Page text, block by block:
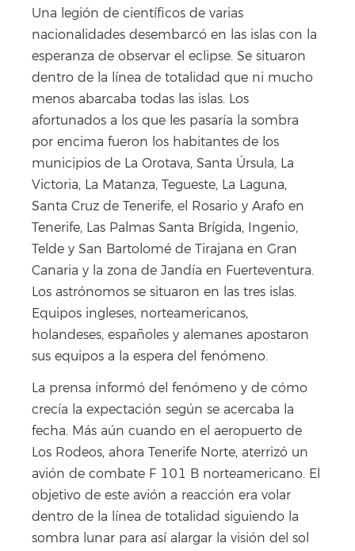
Una legión de científicos de varias
nacionalidades desembarcó en las islas con la
esperanza de observar el eclipse. Se situaron
dentro de la línea de totalidad que ni mucho
menos abarcaba todas las islas. Los
afortunados a los que les pasaría la sombra
por encima fueron los habitantes de los
municipios de La Orotava, Santa Úrsula, La
Victoria, La Matanza, Tegueste, La Laguna,
Santa Cruz de Tenerife, el Rosario y Arafo en
Tenerife, Las Palmas Santa Brígida, Ingenio,
Telde y San Bartolomé de Tirajana en Gran
Canaria y la zona de Jandía en Fuerteventura.
Los astrónomos se situaron en las tres islas.
Equipos ingleses, norteamericanos,
holandeses, españoles y alemanes apostaron
sus equipos a la espera del fenómeno.
La prensa informó del fenómeno y de cómo
crecía la expectación según se acercaba la
fecha. Más aún cuando en el aeropuerto de
Los Rodeos, ahora Tenerife Norte, aterrizó un
avión de combate F 101 B norteamericano. El
objetivo de este avión a reacción era volar
dentro de la línea de totalidad siguiendo la
sombra lunar para así alargar la visión del sol